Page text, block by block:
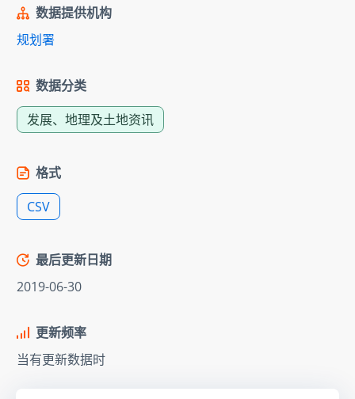
数据提供机构
规划署
数据分类
发展、地理及土地资讯
格式
CSV
最后更新日期
2019-06-30
更新频率
当有更新数据时